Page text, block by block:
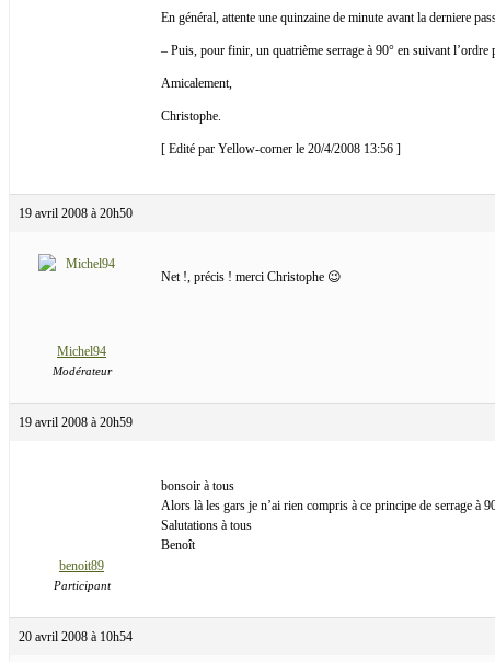
En général, attente une quinzaine de minute avant la derniere
– Puis, pour finir, un quatrième serrage à 90° en suivant l’ordre
Amicalement,
Christophe.
[ Edité par Yellow-corner le 20/4/2008 13:56 ]
19 avril 2008 à 20h50
Michel94
Modérateur
Net !, précis ! merci Christophe 😉
19 avril 2008 à 20h59
benoit89
Participant
bonsoir à tous
Alors là les gars je n’ai rien compris à ce principe de serrage à
Salutations à tous
Benoît
20 avril 2008 à 10h54